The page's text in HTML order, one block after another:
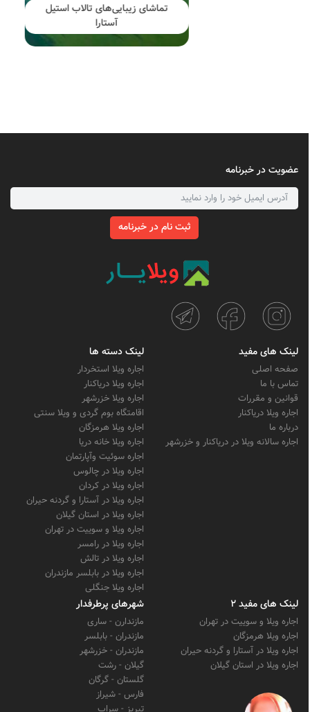
تماشای زیبایی‌های تالاب استیل
عضویت در خبرنامه
ثبت نام در خبرنامه
لینک های مفید
صفحه اصلی
تماس با ما
قوانین و مقررات
اجاره ویلا دریاکنار
درباره ما
اجاره سالانه ویلا در دریاکنار و خزرشهر
لینک دسته ها
اجاره ویلا استخردار
اجاره ویلا دریاکنار
اجاره ویلا خزرشهر
اقامتگاه بوم گردی و ویلا سنتی
اجاره ویلا هرمزگان
اجاره ویلا خانه دریا
اجاره سوئیت وآپارتمان
اجاره ویلا در چالوس
اجاره ویلا در کردان
اجاره ویلا در آستارا و گردنه حیران
اجاره ویلا در استان گیلان
اجاره ویلا و سوییت در تهران
اجاره ویلا در رامسر
اجاره ویلا در تالش
اجاره ویلا در بابلسر مازندران
اجاره ویلا جنگلی
لینک های مفید 2
اجاره ویلا و سوییت در تهران
اجاره ویلا هرمزگان
اجاره ویلا در آستارا و گردنه حیران
اجاره ویلا در استان گیلان
شهرهای پرطرفدار
مازندارن - ساری
مازندران - بابلسر
مازندران - خزرشهر
گیلان - رشت
گلستان - گرگان
فارس - شیراز
تبریز - سراب